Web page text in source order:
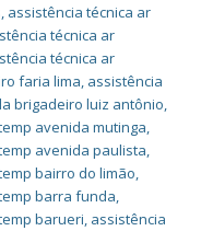
, assistência técnica ar
técnica ar
técnica ar
faria lima, assistência
brigadeiro luiz antônio,
avenida mutinga,
avenida paulista,
bairro do limão,
barra funda,
barueri, assistência